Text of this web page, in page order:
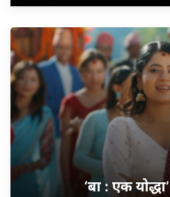
‘बा : एक